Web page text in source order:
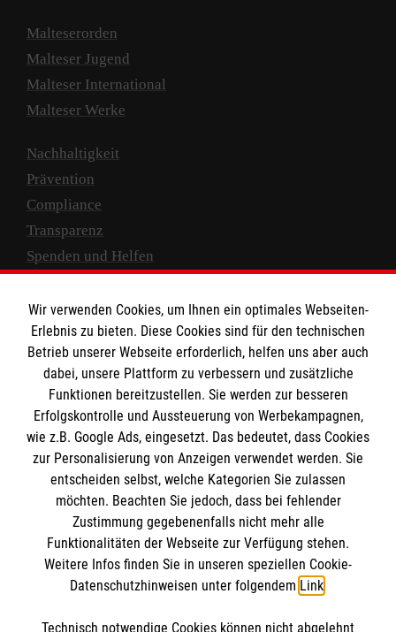
Malteserorden
Malteser Jugend
Malteser International
Malteser Werke
Nachhaltigkeit
Prävention
Compliance
Transparenz
Spenden und Helfen
Empfänger: Malteser Hilfsdienst e.V.
IBAN: DE10 3706 0120 1201 2000 12
BIC: GENODED 1PA7
Newsletter abonnieren
Wir verwenden Cookies, um Ihnen ein optimales Webseiten-
Erlebnis zu bieten. Diese Cookies sind für den technischen
Betrieb unserer Webseite erforderlich, helfen uns aber auch
dabei, unsere Plattform zu verbessern und zusätzliche
Funktionen bereitzustellen. Sie werden zur besseren
Erfolgskontrolle und Aussteuerung von Werbekampagnen,
wie z.B. Google Ads, eingesetzt. Das bedeutet, dass Cookies
zur Personalisierung von Anzeigen verwendet werden. Sie
entscheiden selbst, welche Kategorien Sie zulassen
möchten. Beachten Sie jedoch, dass bei fehlender
Zustimmung gegebenenfalls nicht mehr alle
Funktionalitäten der Webseite zur Verfügung stehen.
Weitere Infos finden Sie in unseren speziellen Cookie-
Datenschutzhinweisen unter folgendem Link.
Technisch notwendige Cookies können nicht abgelehnt